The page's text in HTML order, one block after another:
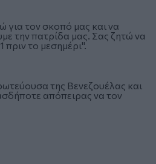
για τον σκοπό μας και να
την πατρίδα μας. Σας ζητώ να
πριν το μεσημέρι".
της Βενεζουέλας και
απόπειρας να τον